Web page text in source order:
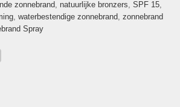
zonnebrand natuurlijke bronzers SPF 15
waterbestendige zonnebrand zonnebrand
Spray